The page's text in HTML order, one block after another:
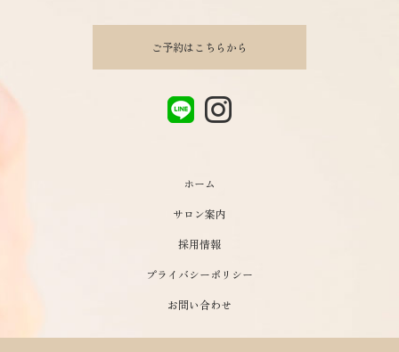
ご予約はこちらから
ホーム
サロン案内
採用情報
プライバシーポリシー
お問い合わせ